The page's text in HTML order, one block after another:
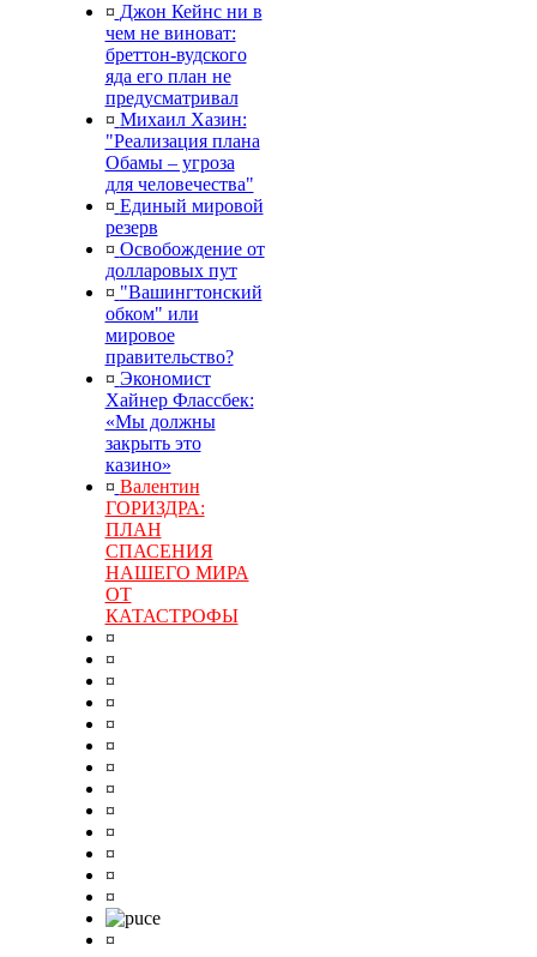
¤ Джон Кейнс ни в
чем не виноват:
бреттон-вудского
яда его план не
предусматривал
¤ Михаил Хазин:
"Реализация плана
Обамы – угроза
для человечества"
¤ Единый мировой
резерв
¤ Освобождение от
долларовых пут
¤ "Вашингтонский
обком" или
мировое
правительство?
¤ Экономист
Хайнер Флассбек:
«Мы должны
закрыть это
казино»
¤ Валентин
ГОРИЗДРА:
ПЛАН
СПАСЕНИЯ
НАШЕГО МИРА
ОТ
КАТАСТРОФЫ
¤
¤
¤
¤
¤
¤
¤
¤
¤
¤
¤
¤
¤
¤